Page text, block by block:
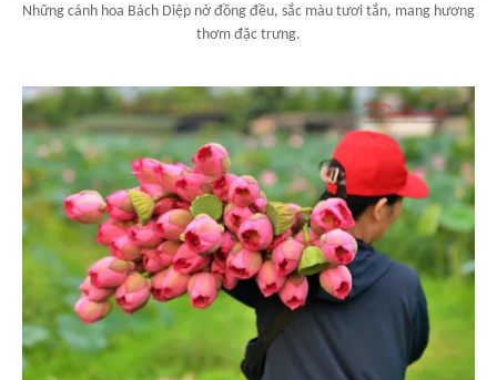
Những cánh hoa Bách Diệp nở đồng đều, sắc màu tươi tắn, mang hương
thơm đặc trưng.